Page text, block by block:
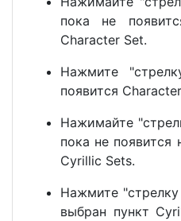
пока не
Character Set.
Нажмите
появится
Нажимайте
пока не появится
Cyrillic Sets.
Нажмите "стрелку
выбран пункт